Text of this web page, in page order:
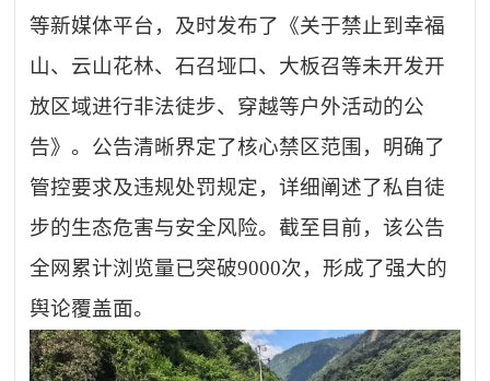
等新媒体平台，及时发布了《关于禁止到幸福
山、云山花林、石召垭口、大板召等未开发开
放区域进行非法徒步、穿越等户外活动的公
告》。公告清晰界定了核心禁区范围，明确了
管控要求及违规处罚规定，详细阐述了私自徒
步的生态危害与安全风险。截至目前，该公告
全网累计浏览量已突破9000次，形成了强大的
舆论覆盖面。